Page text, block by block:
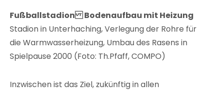
Fußballstadion Bodenaufbau mit Heizung
Stadion in Unterhaching, Verlegung der Rohre für
die Warmwasserheizung, Umbau des Rasens in
Spielpause 2000 (Foto: Th.Pfaff, COMPO)
Inzwischen ist das Ziel, zukünftig in allen